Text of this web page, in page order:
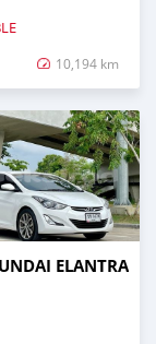
10,194 km
ELANTRA